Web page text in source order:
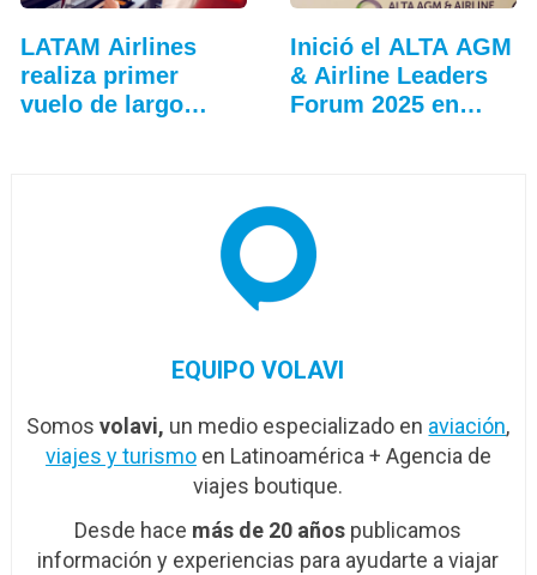
LATAM Airlines
realiza primer
vuelo de largo
Inició el ALTA AGM
& Airline Leaders
Forum 2025 en
EQUIPO VOLAVI
Somosvolavi, un medio especializado en aviación,
viajes y turismoen Latinoamérica + Agencia de
viajes boutique.
Desde hace más de 20 años publicamos
información y experiencias para ayudarte a viajar